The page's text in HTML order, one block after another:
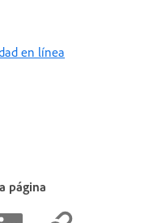
en línea
página